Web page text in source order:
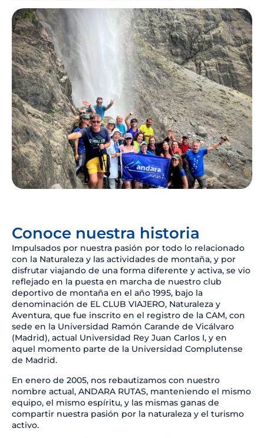
Conoce nuestra historia
Impulsados por nuestra pasión por todo lo relacionado
con la Naturaleza y las actividades de montaña, y por
disfrutar viajando de una forma diferente y activa, se vio
reflejado en la puesta en marcha de nuestro club
deportivo de montaña en el año 1995, bajo la
denominación de EL CLUB VIAJERO, Naturaleza y
Aventura, que fue inscrito en el registro de la CAM, con
sede en la Universidad Ramón Carande de Vicálvaro
(Madrid), actual Universidad Rey Juan Carlos I, y en
aquel momento parte de la Universidad Complutense
de Madrid.
En enero de 2005, nos rebautizamos con nuestro
nombre actual, ANDARA RUTAS, manteniendo el mismo
equipo, el mismo espíritu, y las mismas ganas de
compartir nuestra pasión por la naturaleza y el turismo
activo.